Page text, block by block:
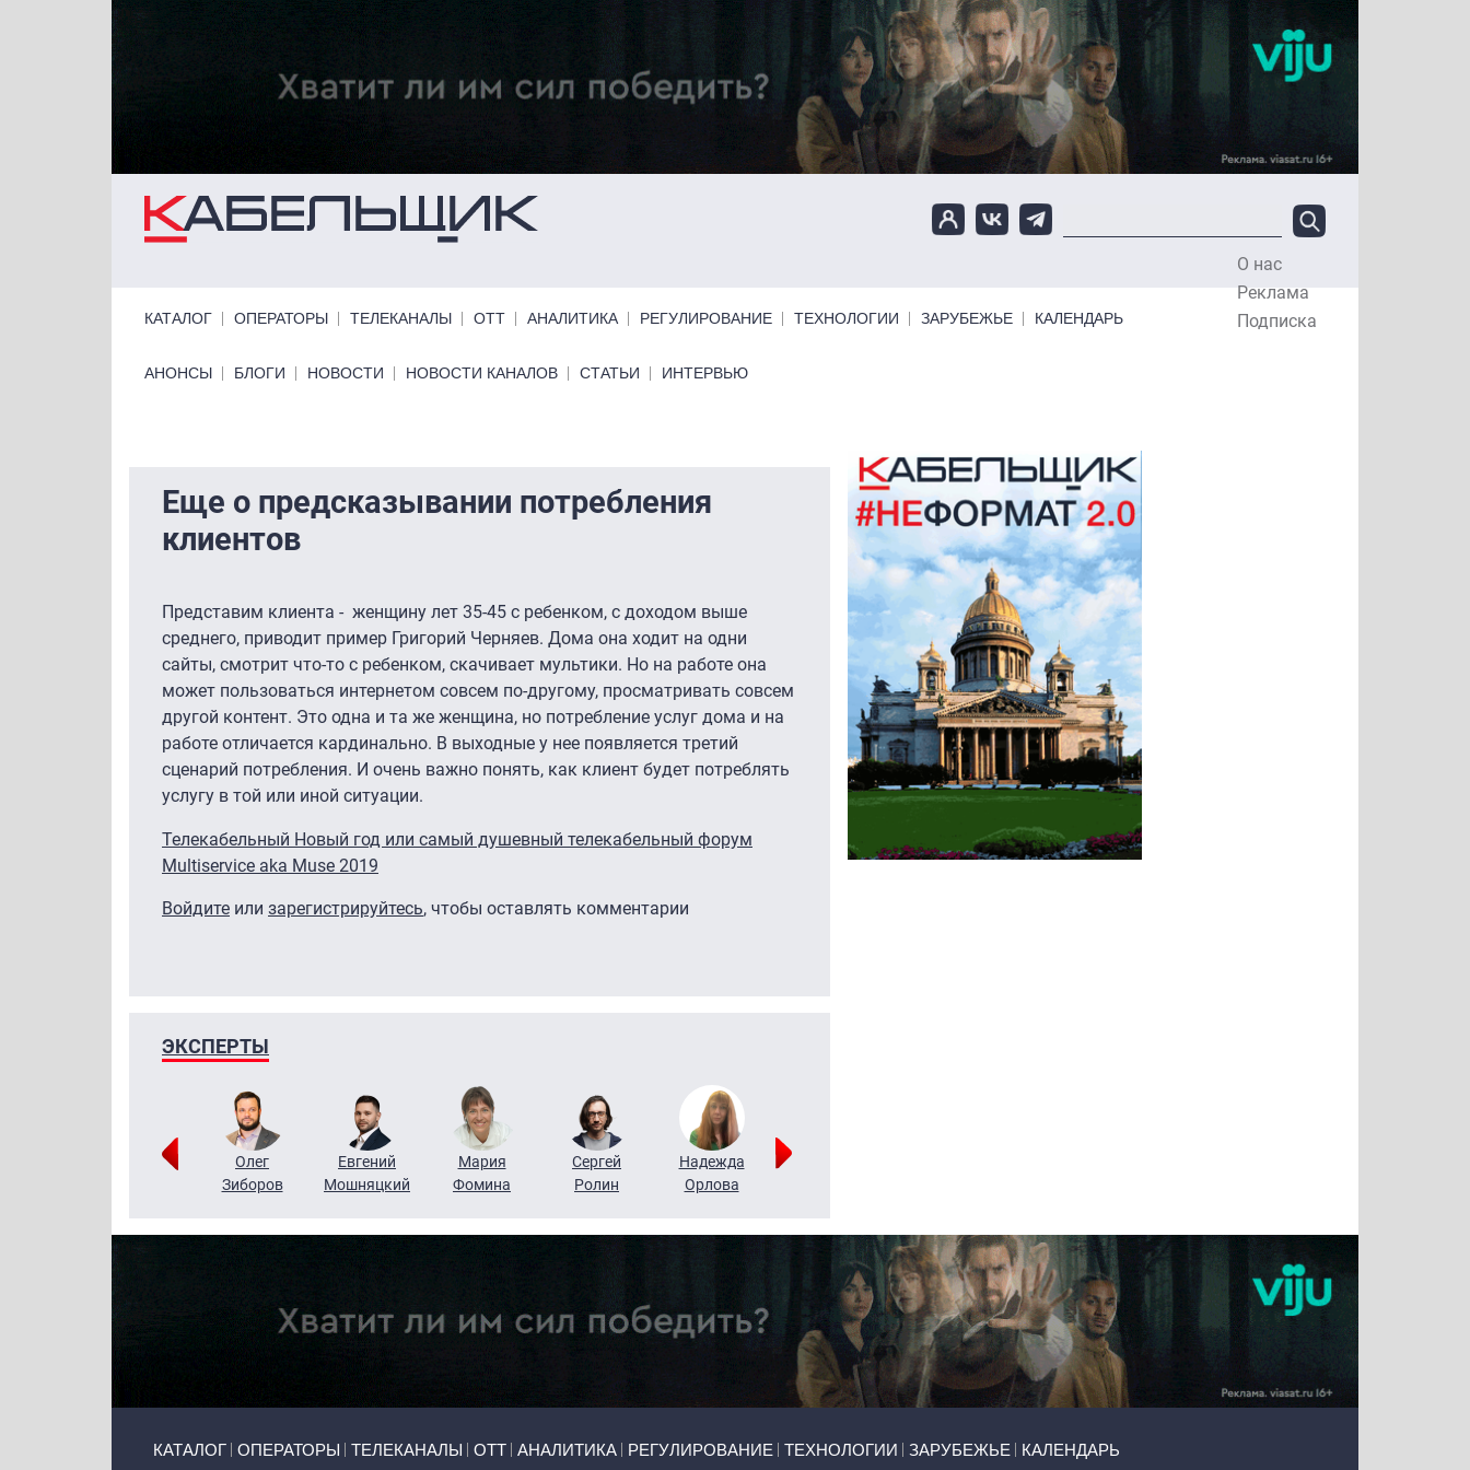
Перейти к основному содержанию
О нас
Реклама
Подписка
КАТАЛОГ ОПЕРАТОРЫ ТЕЛЕКАНАЛЫ ОТТ АНАЛИТИКА РЕГУЛИРОВАНИЕ ТЕХНОЛОГИИ ЗАРУБЕЖЬЕ КАЛЕНДАРЬ
Primary links bottom
АНОНСЫ БЛОГИ НОВОСТИ НОВОСТИ КАНАЛОВ СТАТЬИ ИНТЕРВЬЮ
Еще о предсказывании потребления
клиентов
Представим клиента - женщину лет 35-45 с ребенком, с доходом выше
среднего, приводит пример Григорий Черняев. Дома она ходит на одни
сайты, смотрит что-то с ребенком, скачивает мультики. Но на работе она
может пользоваться интернетом совсем по-другому, просматривать совсем
другой контент. Это одна и та же женщина, но потребление услуг дома и на
работе отличается кардинально. В выходные у нее появляется третий
сценарий потребления. И очень важно понять, как клиент будет потреблять
услугу в той или иной ситуации.
Телекабельный Новый год или самый душевный телекабельный форум
Multiservice aka Muse 2019
Войдите или зарегистрируйтесь, чтобы оставлять комментарии
ЭКСПЕРТЫ
Григорий
Олег
Зиборов
Евгений
Мошняцкий
Мария
Фомина
Сергей
Ролин
Надежда
Орлова
КАТАЛОГ ОПЕРАТОРЫ ТЕЛЕКАНАЛЫ ОТТ АНАЛИТИКА РЕГУЛИРОВАНИЕ ТЕХНОЛОГИИ ЗАРУБЕЖЬЕ КАЛЕНДАРЬ